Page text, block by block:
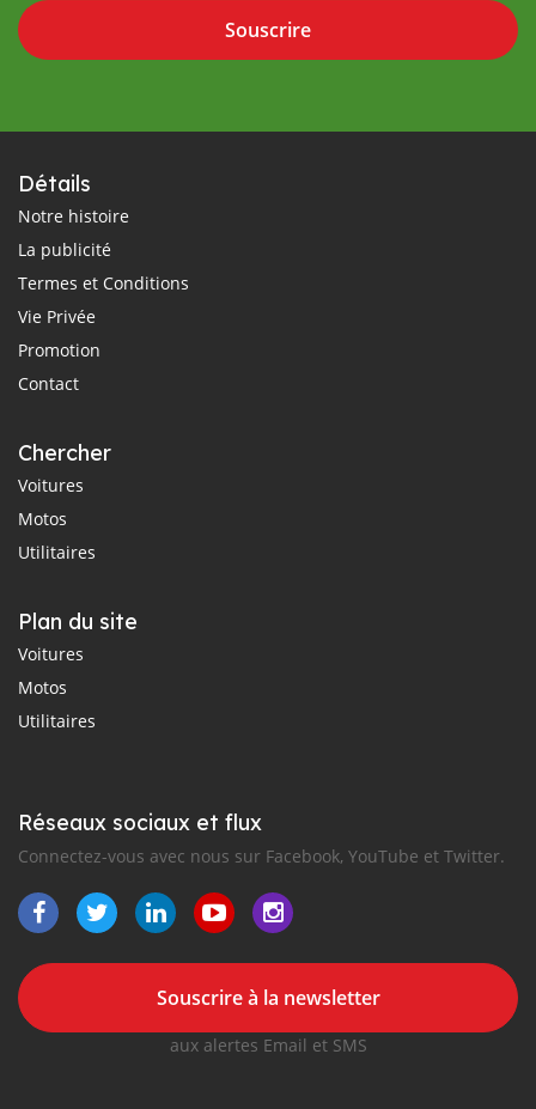
Souscrire
Détails
Notre histoire
La publicité
Termes et Conditions
Vie Privée
Promotion
Contact
Chercher
Voitures
Motos
Utilitaires
Plan du site
Voitures
Motos
Utilitaires
Réseaux sociaux et flux
Connectez-vous avec nous sur Facebook, YouTube et Twitter.
Souscrire à la newsletter
aux alertes Email et SMS